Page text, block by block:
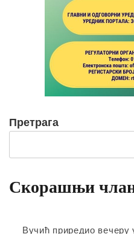
Претрага
Скорашњи
Вучић приредио вечеру